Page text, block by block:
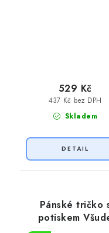
Skladem
437 Kč bez DPH
529 Kč
Pánské tričko
potiskem